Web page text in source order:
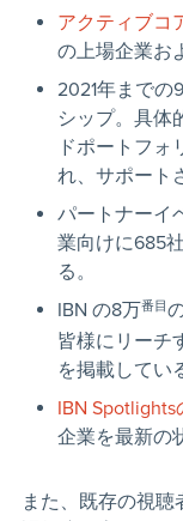
アクティブコ
の上場企業お
2021年までの
シップ。具体
ドポートフォ
れ、サポート
パートナーイ
業向けに685
る。
IBN の8万番目
皆様にリーチ
を掲載してい
IBN Spotlights
企業を最新の
また、既存の視